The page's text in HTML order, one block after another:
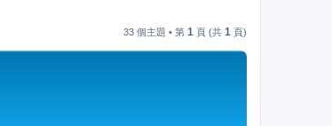
33 個主題 • 第 1 頁 (共 1 頁)